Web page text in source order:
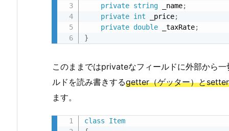
private string _name;
private int _price;
private double _taxRate;
}
このままではprivateなフィールドに外部から
ルドを読み書きするgetter（ゲッター）と
ます。
class
Item